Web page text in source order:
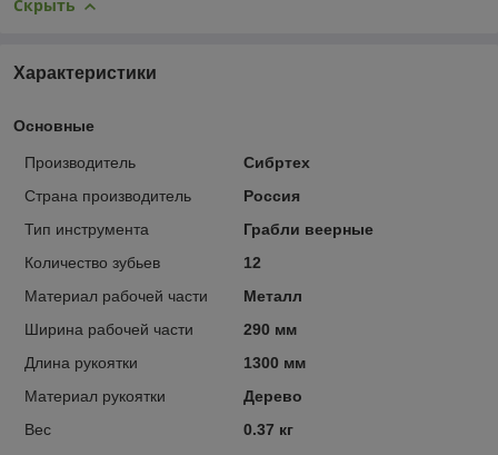
Скрыть
Характеристики
Основные
Производитель
Сибртех
Страна производитель
Россия
Тип инструмента
Грабли веерные
Количество зубьев
12
Материал рабочей части
Металл
Ширина рабочей части
290 мм
Длина рукоятки
1300 мм
Материал рукоятки
Дерево
Вес
0.37 кг